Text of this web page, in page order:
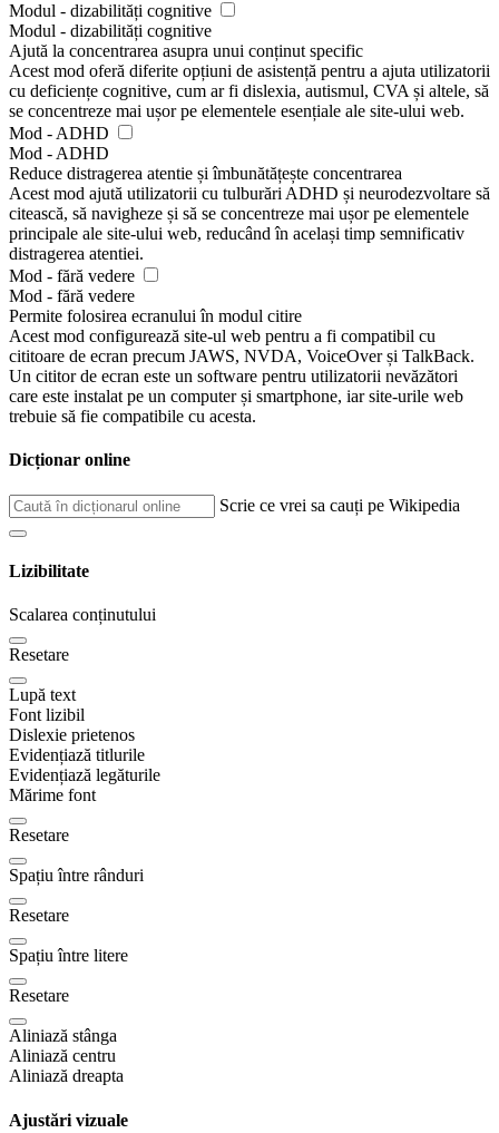
Modul - dizabilități cognitive
Modul - dizabilități cognitive
Ajută la concentrarea asupra unui conținut specific
Acest mod oferă diferite opțiuni de asistență pentru a ajuta utilizatorii
cu deficiențe cognitive, cum ar fi dislexia, autismul, CVA și altele, să
se concentreze mai ușor pe elementele esențiale ale site-ului web.
Mod - ADHD
Mod - ADHD
Reduce distragerea atentie și îmbunătățește concentrarea
Acest mod ajută utilizatorii cu tulburări ADHD și neurodezvoltare să
citească, să navigheze și să se concentreze mai ușor pe elementele
principale ale site-ului web, reducând în același timp semnificativ
distragerea atentiei.
Mod - fără vedere
Mod - fără vedere
Permite folosirea ecranului în modul citire
Acest mod configurează site-ul web pentru a fi compatibil cu
cititoare de ecran precum JAWS, NVDA, VoiceOver și TalkBack.
Un cititor de ecran este un software pentru utilizatorii nevăzători
care este instalat pe un computer și smartphone, iar site-urile web
trebuie să fie compatibile cu acesta.
Dicționar online
Scrie ce vrei sa cauți pe Wikipedia
Lizibilitate
Scalarea conținutului
Resetare
Lupă text
Font lizibil
Dislexie prietenos
Evidențiază titlurile
Evidențiază legăturile
Mărime font
Resetare
Spațiu între rânduri
Resetare
Spațiu între litere
Resetare
Aliniază stânga
Aliniază centru
Aliniază dreapta
Ajustări vizuale